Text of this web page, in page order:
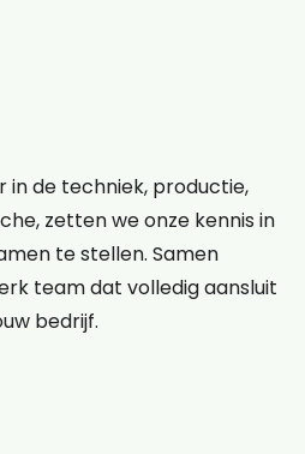
de techniek, productie,
zetten we onze kennis in
te stellen. Samen
team dat volledig aansluit
bedrijf.